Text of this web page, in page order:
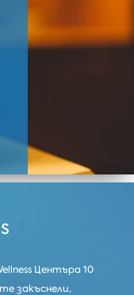
Центъра 10
закъснели,